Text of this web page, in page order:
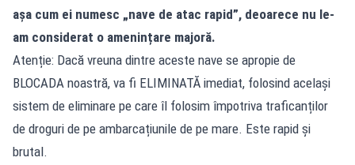
așa cum ei numesc „nave de atac rapid”, deoarece nu le-
am considerat o amenințare majoră.
Atenție: Dacă vreuna dintre aceste nave se apropie de
BLOCADA noastră, va fi ELIMINATĂ imediat, folosind același
sistem de eliminare pe care îl folosim împotriva traficanților
de droguri de pe ambarcațiunile de pe mare. Este rapid și
brutal.